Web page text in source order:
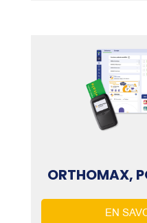
ORTHOMAX,
EN